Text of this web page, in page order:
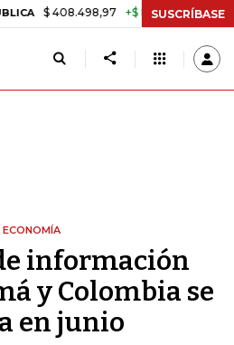
+$ 8.753,81 +2,19% TASA
SUSCRÍBASE
ECONOMÍA
información
y Colombia se
en junio